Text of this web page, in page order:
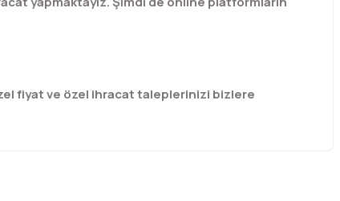
fiyat ve özel ihracat taleplerinizi bizlere